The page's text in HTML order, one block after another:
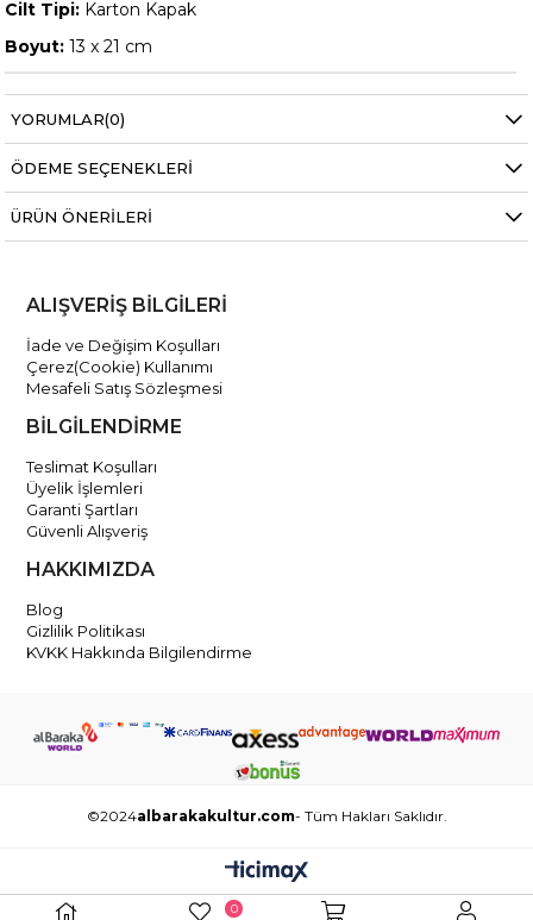
Cilt Tipi: Karton Kapak
Boyut:13 x 21 cm
YORUMLAR(0)
ÖDEME SEÇENEKLERI
ÜRÜN ÖNERILERI
ALIŞVERİŞ BİLGİLERİ
İade ve Değişim Koşulları
Çerez(Cookie) Kullanımı
Mesafeli Satış Sözleşmesi
BİLGİLENDİRME
Teslimat Koşulları
Üyelik İşlemleri
Garanti Şartları
Güvenli Alışveriş
HAKKIMIZDA
Blog
Gizlilik Politikası
KVKK Hakkında Bilgilendirme
©2024albarakakultur.com- Tüm Hakları Saklıdır.
0